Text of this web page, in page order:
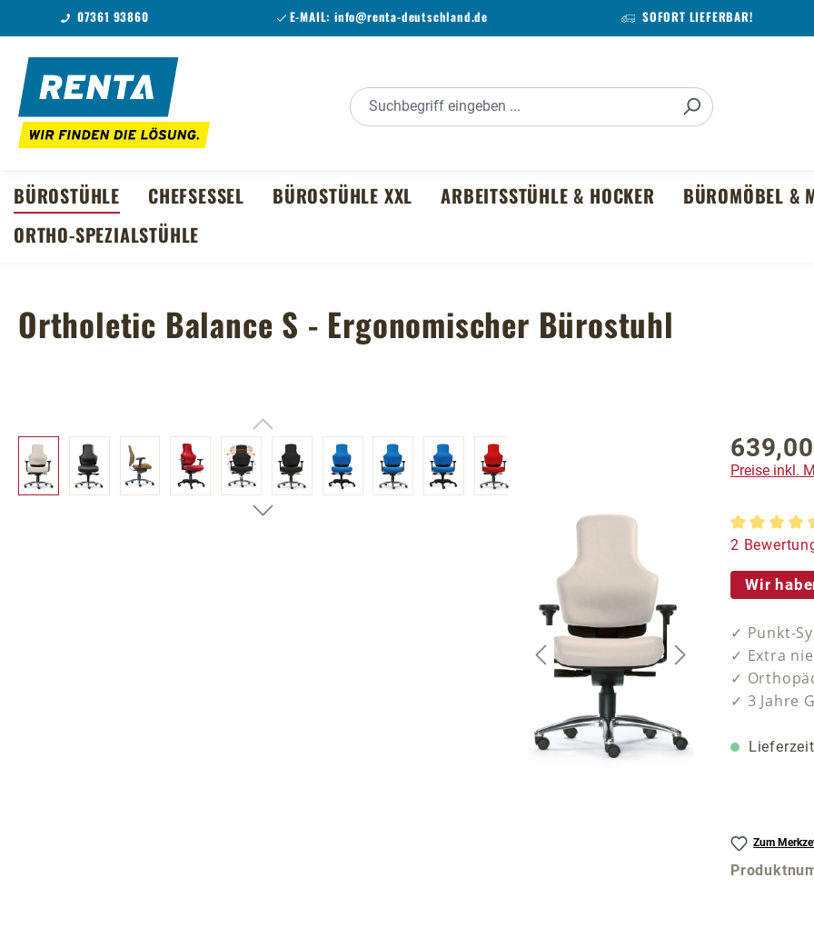
Hauptinhalt springen
Zur Suche springen
Zur Hauptnavigation springen
07361 93860 E-MAIL:info@renta-deutschland.de SOFORT LIEFERBAR!
BÜROSTÜHLE CHEFSESSEL BÜROSTÜHLE XXL ARBEITSSTÜHLE & HOCKER BÜROMÖBEL &
ORTHO-SPEZIALSTÜHLE
Ortholetic Balance S - Ergonomischer Bürostuhl
Bildergalerie überspringen Regulärer
Preise inkl.
2
Wir
✓ Punkt-
✓ Extra
✓
✓ 3 Jahre
Zum